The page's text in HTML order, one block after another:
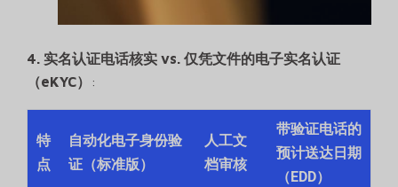
4. 实名认证电话核实 vs. 仅凭文件的电子实名认证
（eKYC）
:
特
点
自动化电子身份验
证（标准版）
人工文
档审核
带验证电话的
预计送达日期
（EDD）